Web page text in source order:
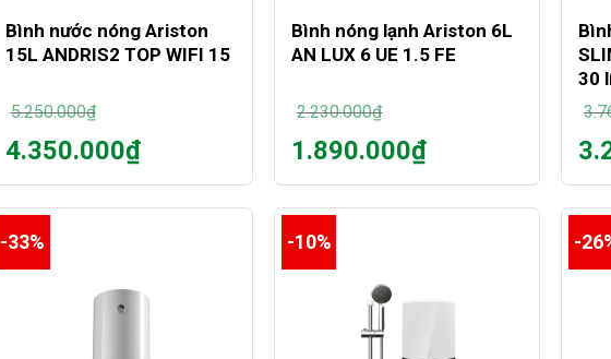
Bình nước nóng Ariston
15L ANDRIS2 TOP WIFI 15
5.250.000₫
Giá
gốc
là:
4.350.000₫
tại
là:
4.350.000₫.
Bình nóng lạnh Ariston 6L
AN LUX 6 UE 1.5 FE
2.230.000₫
Giá
gốc
là:
1.890.000₫
tại
là:
1.890.000₫.
30
Giá
gốc
là:
tại
là:
-33% -10% -